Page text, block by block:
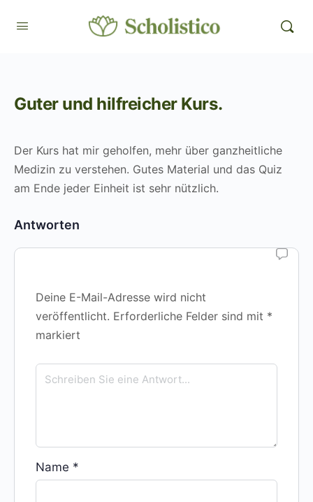
Guter und hilfreicher Kurs.
Der Kurs hat mir geholfen, mehr über ganzheitliche
Medizin zu verstehen. Gutes Material und das Quiz
am Ende jeder Einheit ist sehr nützlich.
Antworten
Deine E-Mail-Adresse wird nicht
veröffentlicht. Erforderliche Felder sind mit *
markiert
Name *